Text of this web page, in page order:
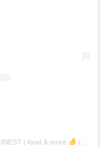
| food & more (@to_finest)